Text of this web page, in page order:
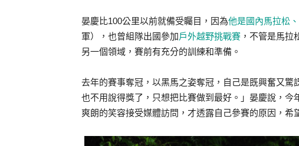
晏慶比100公里以前就備受矚目，因為他是國內馬拉松
軍），也曾組隊出國參加戶外越野挑戰賽 ，不管是馬
另一個領域，賽前有充分的訓練和準備。
去年的賽事奪冠，以黑馬之姿奪冠，自己是既興奮又
也不用說得獎了，只想把比賽做到最好。」晏慶說，
爽朗的笑容接受媒體訪問，才透露自己參賽的原因，希